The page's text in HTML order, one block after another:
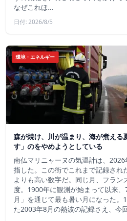
なぜこれほ…
日付: 2026/8/5
環境・エネルギー
森が焼け、川が温まり、海が煮える
す」のをやめようとしている
南仏マリニャーヌの気温計は、
指した。この街でこれまで記録され
よりも高い数字だ。同じ月、フラン
度。1900年に観測が始まって以来
月」を通じて最も暑い月になった。
た2003年8月の熱波の記録さえ、今